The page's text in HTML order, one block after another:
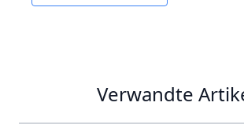
Verwandte